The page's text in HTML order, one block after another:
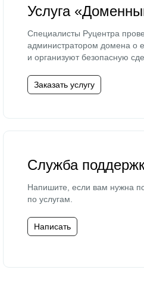
Услуга
Специалисты Руцентра
администратором домена о
и организуют безопасную
Заказать услугу
Служба
Напишите, если вам нужна
по услугам.
Написать